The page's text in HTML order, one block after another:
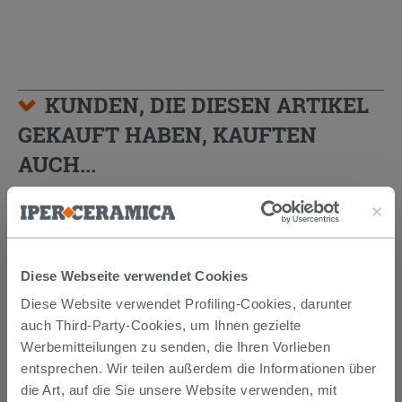
Diese Webseite verwendet Cookies
Diese Website verwendet Profiling-Cookies, darunter
auch Third-Party-Cookies, um Ihnen gezielte
Werbemitteilungen zu senden, die Ihren Vorlieben
entsprechen. Wir teilen außerdem die Informationen über
die Art, auf die Sie unsere Website verwenden, mit
KUNDEN, DIE DIESEN ARTIKEL
GEKAUFT HABEN, KAUFTEN
AUCH...